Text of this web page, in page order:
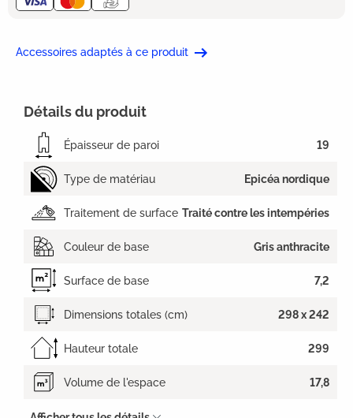
Accessoires adaptés à ce produit
Détails du produit
Épaisseur de paroi 19
Type de matériau Epicéa nordique
Traitement de surface Traité contre les intempéries
Couleur de base Gris anthracite
Surface de base 7,2
Dimensions totales (cm) 298 x 242
Hauteur totale 299
Volume de l'espace 17,8